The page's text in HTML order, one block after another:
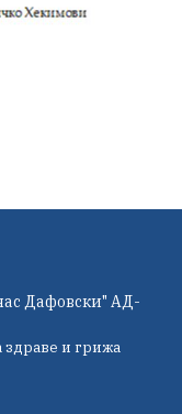
Дафовски" АД-
здраве и грижа